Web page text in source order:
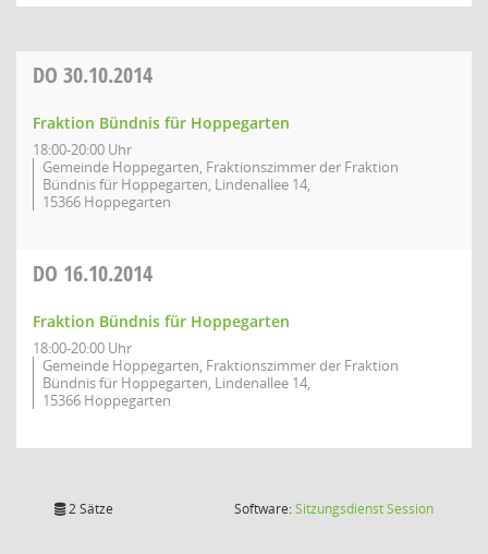
DO 30.10.2014
Fraktion Bündnis für Hoppegarten
18:00-20:00 Uhr
Gemeinde Hoppegarten, Fraktionszimmer der Fraktion
Bündnis für Hoppegarten, Lindenallee 14,
15366 Hoppegarten
DO 16.10.2014
Fraktion Bündnis für Hoppegarten
18:00-20:00 Uhr
Gemeinde Hoppegarten, Fraktionszimmer der Fraktion
Bündnis für Hoppegarten, Lindenallee 14,
15366 Hoppegarten
2 Sätze Software:SitzungsdienstSession(Wird in